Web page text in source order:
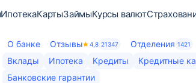
ИпотекаКартыЗаймыКурсы валют
О банке Отзывы 4,8 21347 Отделения 1421
Вклады
Ипотека Кредиты Кредитные
Банковские гарантии